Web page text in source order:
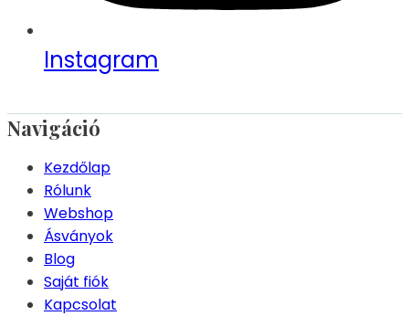
Instagram
Navigáció
Kezdőlap
Rólunk
Webshop
Ásványok
Blog
Saját fiók
Kapcsolat